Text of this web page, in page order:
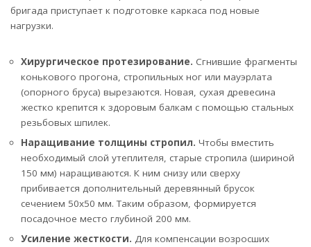
бригада приступает к подготовке каркаса под новые
нагрузки.
Хирургическое протезирование. Сгнившие фрагменты
конькового прогона, стропильных ног или мауэрлата
(опорного бруса) вырезаются. Новая, сухая древесина
жестко крепится к здоровым балкам с помощью стальных
резьбовых шпилек.
Наращивание толщины стропил. Чтобы вместить
необходимый слой утеплителя, старые стропила (шириной
150 мм) наращиваются. К ним снизу или сверху
прибивается дополнительный деревянный брусок
сечением 50х50 мм. Таким образом, формируется
посадочное место глубиной 200 мм.
Усиление жесткости. Для компенсации возросших